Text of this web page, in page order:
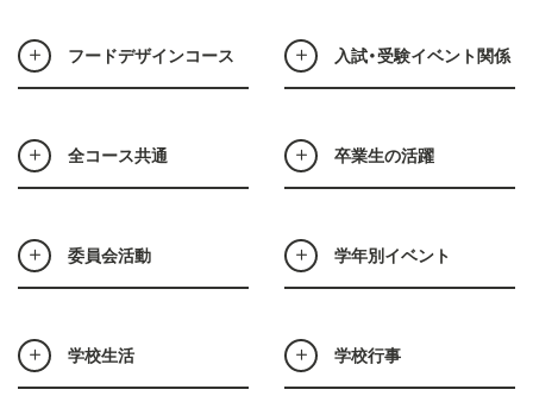
フードデザインコース 入試・受験イベント関係
全コース共通 卒業生の活躍
委員会活動 学年別イベント
学校生活 学校行事